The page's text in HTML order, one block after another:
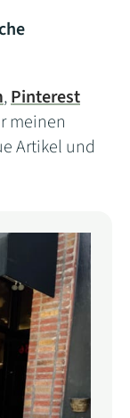
,Pinterest
meinen
Artikel und